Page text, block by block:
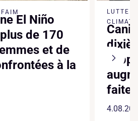
El Niño
de 170
et de
à la
LUTTE